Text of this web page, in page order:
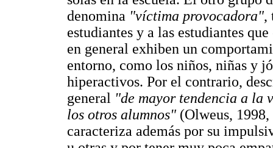
denomina "víctima provocadora",
estudiantes y a las estudiantes
en general exhiben un
entorno, como los niños, niñas y
hiperactivos. Por el contrario,
general "de mayor tendencia a la
los otros alumnos" (Olweus, 1998,
caracteriza además por su